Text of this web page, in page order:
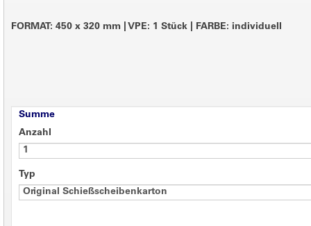
FORMAT: 450 x 320 mm VPE: 1 Stück FARBE: individuell
Summe
Anzahl
Typ